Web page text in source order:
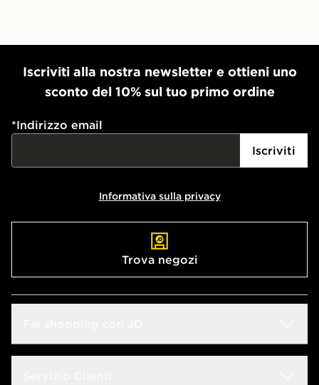
Iscriviti alla nostra newsletter e ottieni uno
sconto del 10% sul tuo primo ordine
*Indirizzo email
Iscriviti
Informativa sulla privacy
Trova negozi